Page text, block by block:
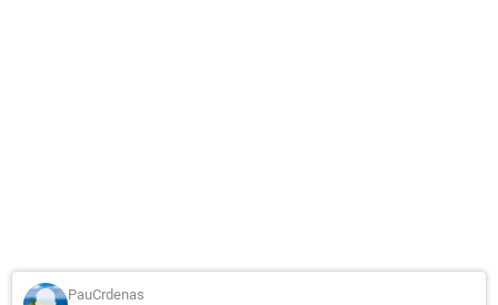
PauCrdenas